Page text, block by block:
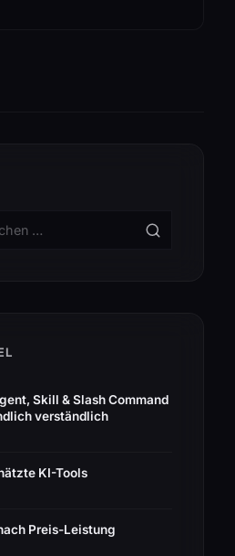
Skill & Slash Command
verständlich
KI-Tools
Preis-Leistung